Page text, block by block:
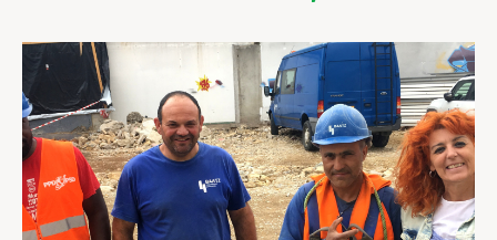
Assistance en vie privée
Développement professionnel
Devenir Membre